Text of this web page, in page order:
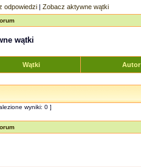
odpowiedzi | Zobacz aktywne wątki
wątki
Wątki Autor
wyniki: 0 ]